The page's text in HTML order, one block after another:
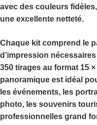
avec des couleurs
une excellente netteté.
Chaque kit comprend le
d’impression
350 tirages au format 15 ×
panoramique est idéal
les événements, les
photo, les souvenirs
professionnelles grand